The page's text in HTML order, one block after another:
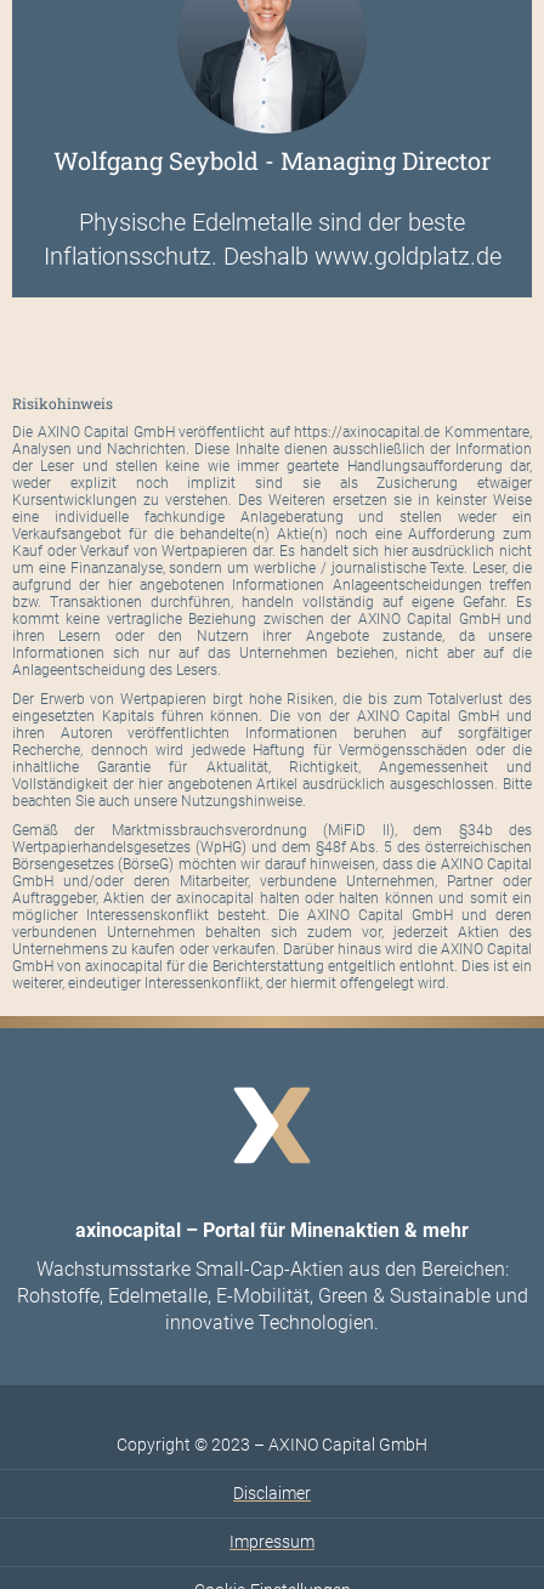
Wolfgang Seybold - Managing Director
Physische Edelmetalle sind der beste
Inflationsschutz. Deshalb www.goldplatz.de
Risikohinweis
Die AXINO Capital GmbH veröffentlicht auf https://axinocapital.de Kommentare,
Analysen und Nachrichten. Diese Inhalte dienen ausschließlich der Information
der Leser und stellen keine wie immer geartete Handlungsaufforderung dar,
weder explizit noch implizit sind sie als Zusicherung etwaiger
Kursentwicklungen zu verstehen. Des Weiteren ersetzen sie in keinster Weise
eine individuelle fachkundige Anlageberatung und stellen weder ein
Verkaufsangebot für die behandelte(n) Aktie(n) noch eine Aufforderung zum
Kauf oder Verkauf von Wertpapieren dar. Es handelt sich hier ausdrücklich nicht
um eine Finanzanalyse, sondern um werbliche / journalistische Texte. Leser, die
aufgrund der hier angebotenen Informationen Anlageentscheidungen treffen
bzw. Transaktionen durchführen, handeln vollständig auf eigene Gefahr. Es
kommt keine vertragliche Beziehung zwischen der AXINO Capital GmbH und
ihren Lesern oder den Nutzern ihrer Angebote zustande, da unsere
Informationen sich nur auf das Unternehmen beziehen, nicht aber auf die
Anlageentscheidung des Lesers.
Der Erwerb von Wertpapieren birgt hohe Risiken, die bis zum Totalverlust des
eingesetzten Kapitals führen können. Die von der AXINO Capital GmbH und
ihren Autoren veröffentlichten Informationen beruhen auf sorgfältiger
Recherche, dennoch wird jedwede Haftung für Vermögensschäden oder die
inhaltliche Garantie für Aktualität, Richtigkeit, Angemessenheit und
Vollständigkeit der hier angebotenen Artikel ausdrücklich ausgeschlossen. Bitte
beachten Sie auch unsere Nutzungshinweise.
Gemäß der Marktmissbrauchsverordnung (MiFiD II), dem §34b des
Wertpapierhandelsgesetzes (WpHG) und dem §48f Abs. 5 des österreichischen
Börsengesetzes (BörseG) möchten wir darauf hinweisen, dass die AXINO Capital
GmbH und/oder deren Mitarbeiter, verbundene Unternehmen, Partner oder
Auftraggeber, Aktien der axinocapital halten oder halten können und somit ein
möglicher Interessenskonflikt besteht. Die AXINO Capital GmbH und deren
verbundenen Unternehmen behalten sich zudem vor, jederzeit Aktien des
Unternehmens zu kaufen oder verkaufen. Darüber hinaus wird die AXINO Capital
GmbH von axinocapital für die Berichterstattung entgeltlich entlohnt. Dies ist ein
weiterer, eindeutiger Interessenkonflikt, der hiermit offengelegt wird.
axinocapital – Portal für Minenaktien & mehr
Wachstumsstarke Small-Cap-Aktien aus den Bereichen:
Rohstoffe, Edelmetalle, E-Mobilität, Green & Sustainable und
innovative Technologien.
Copyright © 2023 – AXINO Capital GmbH
Disclaimer
Impressum